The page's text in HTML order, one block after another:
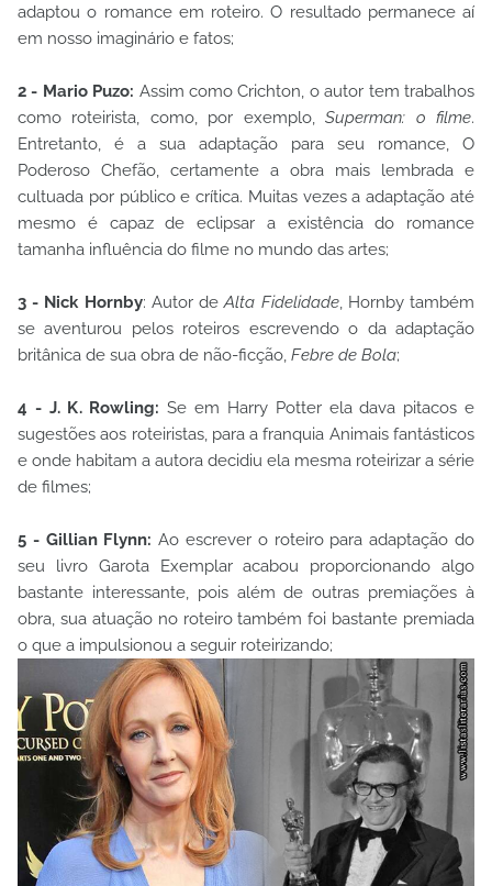
adaptou o romance em roteiro. O resultado permanece aí
em nosso imaginário e fatos;
2 - Mario Puzo: Assim como Crichton, o autor tem trabalhos
como roteirista, como, por exemplo,Superman: o filme.
Entretanto, é a sua adaptação para seu romance, O
Poderoso Chefão, certamente a obra mais lembrada e
cultuada por público e crítica. Muitas vezes a adaptação até
mesmo é capaz de eclipsar a existência do romance
tamanha influência do filme no mundo das artes;
3 - Nick Hornby: Autor deAlta Fidelidade, Hornby também
se aventurou pelos roteiros escrevendo o da adaptação
britânica de sua obra de não-ficção, Febre de Bola;
4 - J. K. Rowling:Se em Harry Potter ela dava pitacos e
sugestões aos roteiristas, para a franquia Animais fantásticos
e onde habitam a autora decidiu ela mesma roteirizar a série
de filmes;
5 - Gillian Flynn: Ao escrever o roteiro para adaptação do
seu livro Garota Exemplar acabou proporcionando algo
bastante interessante, pois além de outras premiações à
obra, sua atuação no roteiro também foi bastante premiada
o que a impulsionou a seguir roteirizando;